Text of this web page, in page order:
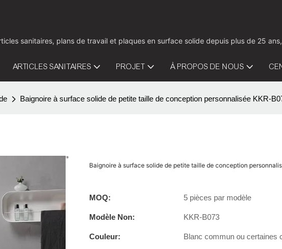
sanitaires, plans de travail et plaques en surface solide depuis plus de 25
ARTICLES SANITAIRES PROJET À PROPOS DE NOUS
Baignoire à surface solide de petite taille de conception personnalisée KKR-
Baignoire à surface solide de petite taille de conception
MOQ: 5 pièces par modèle
Modèle Non: KKR-B073
Couleur: Blanc commun ou certaines